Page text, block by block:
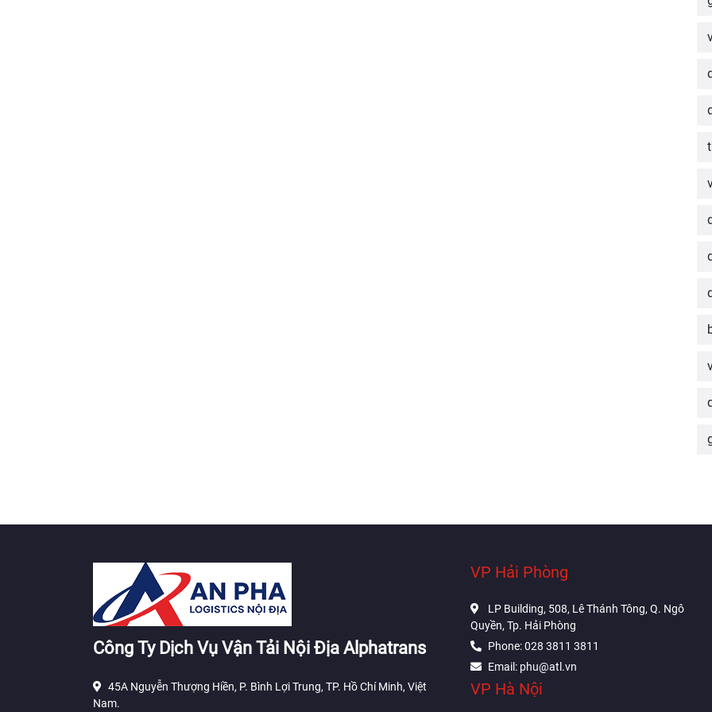
Công Ty Dịch Vụ Vận Tải Nội Địa Alphatrans
45A Nguyễn Thượng Hiền, P. Bình Lợi Trung, TP. Hồ Chí Minh, Việt
Nam.
VP Hải Phòng
LP Building, 508, Lê Thánh Tông, Q. Ngô
Quyền, Tp. Hải Phòng
Phone: 028 3811 3811
Email: phu@atl.vn
VP Hà Nội